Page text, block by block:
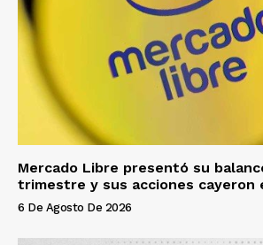
Mercado Libre presentó su
trimestre y sus acciones cayeron
6 De Agosto De 2026